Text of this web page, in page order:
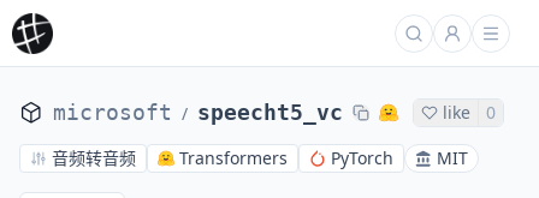
microsoft / speecht5_vc like
0
音频转音频
Transformers PyTorch MIT